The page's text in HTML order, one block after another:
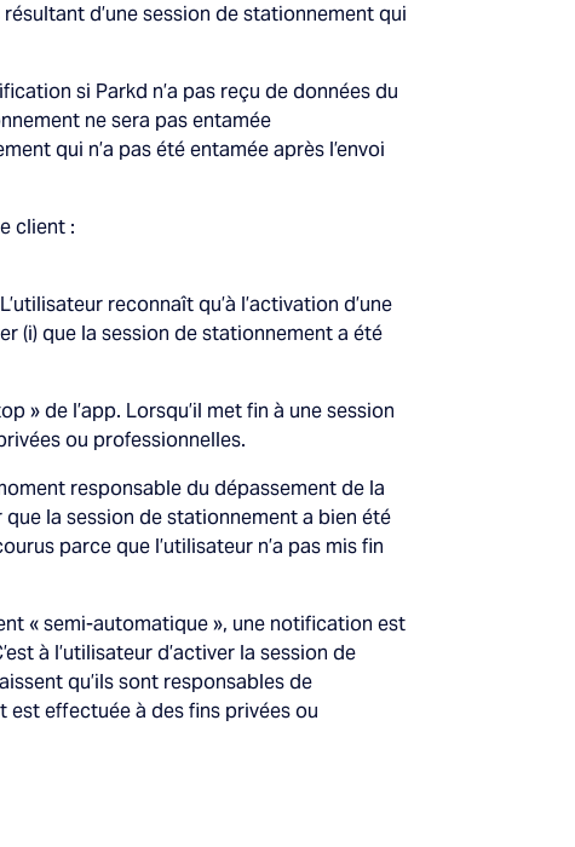
d’une session de stationnement qui
si Parkd n’a pas reçu de données du
ne sera pas entamée
qui n’a pas été entamée après l’envoi
client :
reconnaît qu’à l’activation d’une
(i) que la session de stationnement a été
» de l’app. Lorsqu’il met fin à une session
ou professionnelles.
responsable du dépassement de la
que la session de stationnement a bien été
parce que l’utilisateur n’a pas mis fin
« semi-automatique », une notification est
à l’utilisateur d’activer la session de
qu’ils sont responsables de
est effectuée à des fins privées ou